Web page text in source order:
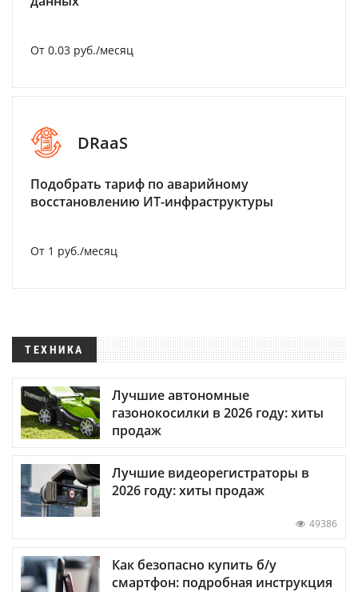
От 0.03 руб./месяц
DRaaS
Подобрать тариф по аварийному
восстановлению ИТ-инфраструктуры
От 1 руб./месяц
ТЕХНИКА
Лучшие автономные
газонокосилки в 2026 году: хиты
продаж
Лучшие видеорегистраторы в
2026 году: хиты продаж
49386
Как безопасно купить б/у
смартфон: подробная инструкция